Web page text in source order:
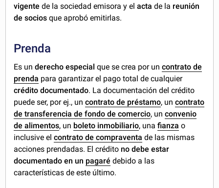
vigente de la sociedad emisora y elacta de la reunión
de socios que aprobó emitirlas.
Prenda
Es underecho especial que se crea por uncontrato de
prenda para garantizar el pago total de cualquier
crédito documentado. La documentación del crédito
puede ser, por ej., uncontrato de préstamo, uncontrato
de transferencia de fondo de comercio, unconvenio
de alimentos, un boleto inmobiliario, unafianza o
inclusive elcontrato de compraventa de las mismas
acciones prendadas. El crédito no debe estar
documentado en un pagaré debido a las
características de este último.